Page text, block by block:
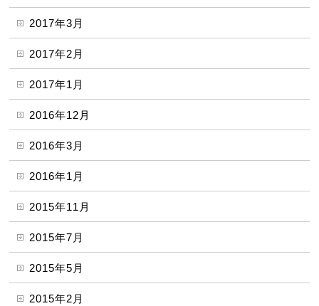
2017年3月
2017年2月
2017年1月
2016年12月
2016年3月
2016年1月
2015年11月
2015年7月
2015年5月
2015年2月